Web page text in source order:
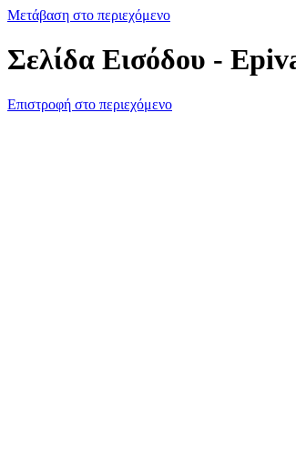
Μετάβαση στο περιεχόμενο
Σελίδα Εισόδου -
Επιστροφή στο περιεχόμενο